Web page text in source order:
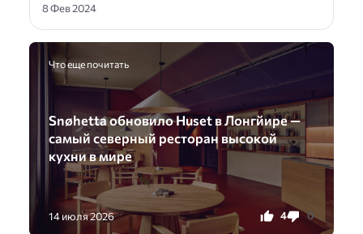
8 Фев 2024
Что еще почитать
Snøhetta обновило Huset в Лонгйире —
самый северный ресторан высокой
кухни в мире
14 июля 2026 4 0